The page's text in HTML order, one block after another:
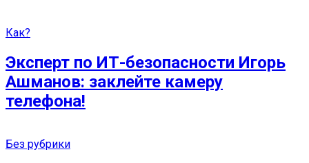
Как?
Эксперт по ИТ-безопасности Игорь
Ашманов: заклейте камеру
телефона!
Без рубрики